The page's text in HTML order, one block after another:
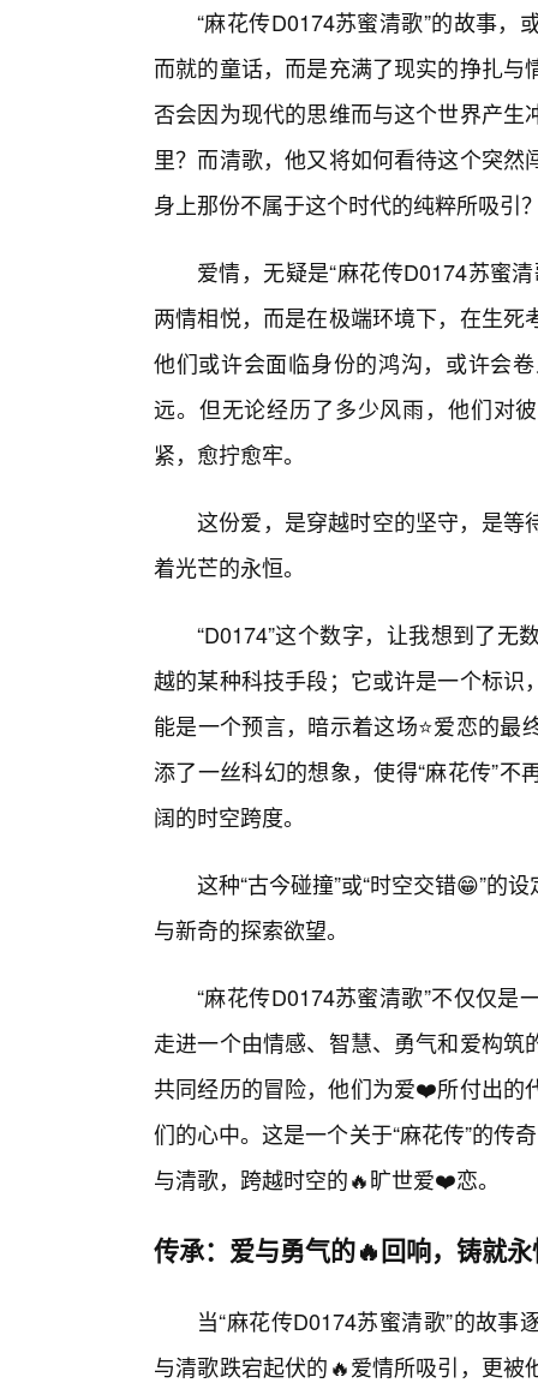
“麻花传D0174苏蜜清歌”的故事
而就的童话，而是充满了现实的挣扎
否会因为现代的思维而与这个世界产
里？而清歌，他又将如何看待这个突
身上那份不属于这个时代的纯粹所吸引
爱情，无疑是“麻花传D0174苏蜜
两情相悦，而是在极端环境下，在生
他们或许会面临身份的鸿沟，或许会
远。但无论经历了多少风雨，他们对
紧，愈拧愈牢。
这份爱，是穿越时空的坚守，是等
着光芒的永恒。
“D0174”这个数字，让我想到了
越的某种科技手段；它或许是一个标
能是一个预言，暗示着这场⭐爱恋的
添了一丝科幻的想象，使得“麻花传”
阔的时空跨度。
这种“古今碰撞”或“时空交错😁”的
与新奇的探索欲望。
“麻花传D0174苏蜜清歌”不仅仅
走进一个由情感、智慧、勇气和爱构
共同经历的冒险，他们为爱❤️所付出的
们的心中。这是一个关于“麻花传”的传
与清歌，跨越时空的🔥旷世爱❤️恋。
传承：爱与勇气的🔥回响，铸就
当“麻花传D0174苏蜜清歌”的故
与清歌跌宕起伏的🔥爱情所吸引，更